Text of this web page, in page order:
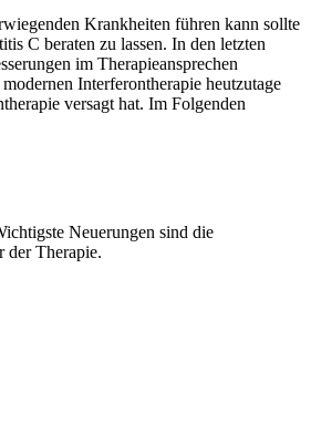
Krankheiten führen kann sollte
C beraten zu lassen. In den letzten
im Therapieansprechen
Interferontherapie heutzutage
versagt hat. Im Folgenden
Neuerungen sind die
der Therapie.